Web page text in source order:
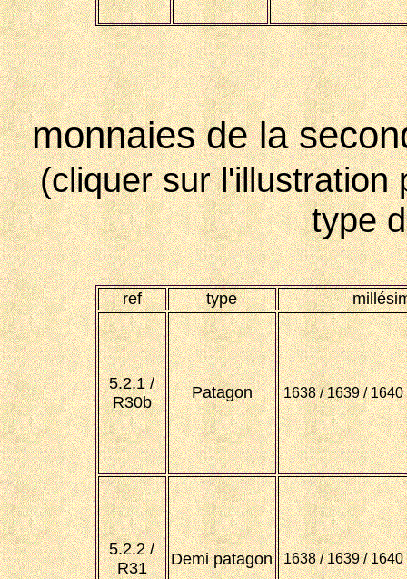
monnaies de la
(cliquer sur l'illustration
type
ref type
5.2.1 /
R30b
Patagon 1638 / 1639 / 1640
5.2.2 /
R31
Demi patagon 1638 / 1639 / 1640